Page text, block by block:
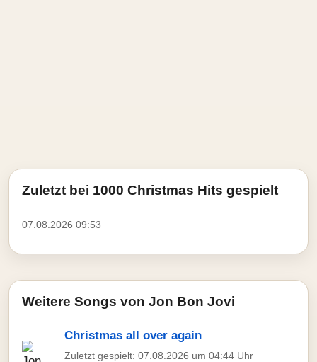
Zuletzt bei 1000 Christmas Hits gespielt
07.08.2026 09:53
Weitere Songs von Jon Bon Jovi
Christmas all over again
Zuletzt gespielt: 07.08.2026 um 04:44 Uhr